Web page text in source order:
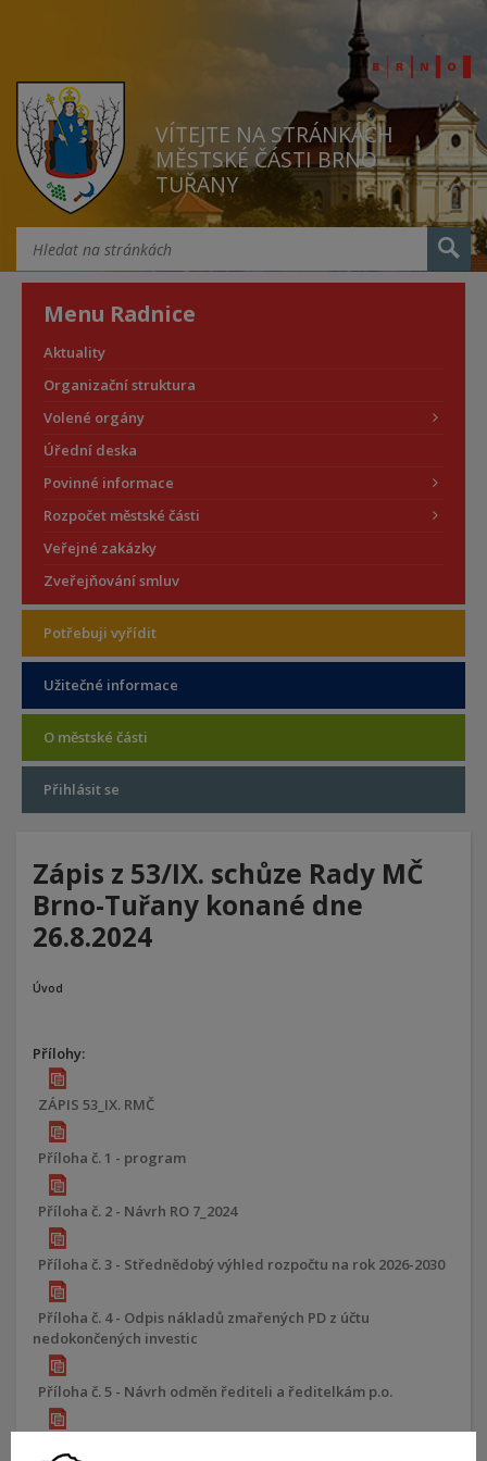
VÍTEJTE NA STRÁNKÁCH
MĚSTSKÉ ČÁSTI BRNO
TUŘANY
Menu Radnice
Aktuality
Organizační struktura
Volené orgány
Úřední deska
Povinné informace
Rozpočet městské části
Veřejné zakázky
Zveřejňování smluv
Potřebuji vyřídit
Užitečné informace
O městské části
Přihlásit se
Zápis z 53/IX. schůze Rady MČ
Brno-Tuřany konané dne
26.8.2024
Úvod
Přílohy:
ZÁPIS 53_IX. RMČ
Příloha č. 1 - program
Příloha č. 2 - Návrh RO 7_2024
Příloha č. 3 - Střednědobý výhled rozpočtu na rok 2026-2030
Příloha č. 4 - Odpis nákladů zmařených PD z účtu
nedokončených investic
Příloha č. 5 - Návrh odměn řediteli a ředitelkám p.o.